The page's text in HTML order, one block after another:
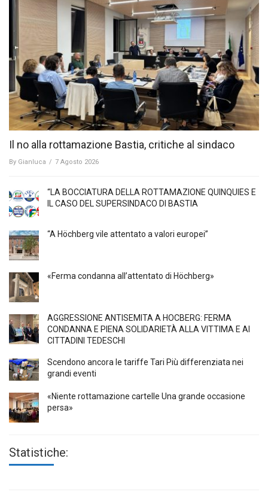
Il no alla rottamazione Bastia, critiche al sindaco
By Gianluca / 7 Agosto 2026
“LA BOCCIATURA DELLA ROTTAMAZIONE QUINQUIES E
IL CASO DEL SUPERSINDACO DI BASTIA
“A Höchberg vile attentato a valori europei”
«Ferma condanna all’attentato di Höchberg»
AGGRESSIONE ANTISEMITA A HÖCBERG: FERMA
CONDANNA E PIENA SOLIDARIETÀ ALLA VITTIMA E AI
CITTADINI TEDESCHI
Scendono ancora le tariffe Tari Più differenziata nei
grandi eventi
«Niente rottamazione cartelle Una grande occasione
persa»
Statistiche: